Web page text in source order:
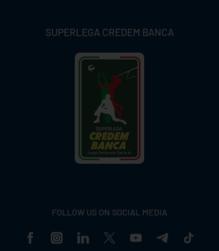
SUPERLEGA CREDEM BANCA
FOLLOW US ON SOCIAL MEDIA